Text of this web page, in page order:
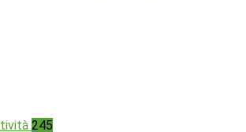
245